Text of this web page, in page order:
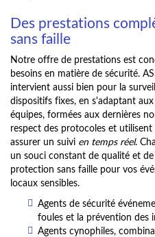
Des prestations
sans faille
Notre offre de prestations est
besoins en matière de sécurité.
intervient aussi bien pour la
dispositifs fixes, en s'adaptant
équipes, formées aux dernières
respect des protocoles et
assurer un suivi en temps réel.
un souci constant de qualité et
protection sans faille pour vos
locaux sensibles.
Agents de sécurité
foules et la prévention des
Agents cynophiles,